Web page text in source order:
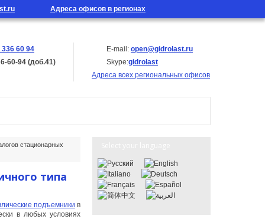
Адреса офисов в регионах
336 60 94 E-mail: open@gidrolast.ru
60-94 (доб.41) Skype:gidrolast
Адреса всех региональных офисов
стационарных
типа
подъемники в
в любых условиях